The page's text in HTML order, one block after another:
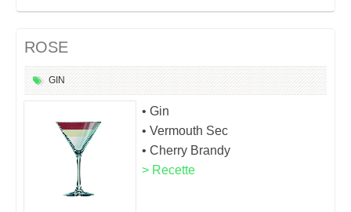
ROSE
GIN
• Gin
• Vermouth Sec
• Cherry Brandy
> Recette